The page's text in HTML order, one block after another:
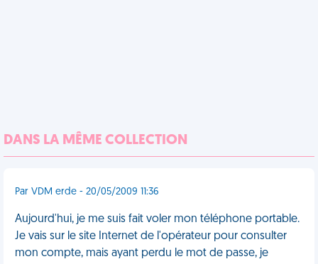
DANS LA MÊME COLLECTION
Par VDM erde - 20/05/2009 11:36
Aujourd'hui, je me suis fait voler mon téléphone portable.
Je vais sur le site Internet de l'opérateur pour consulter
mon compte, mais ayant perdu le mot de passe, je